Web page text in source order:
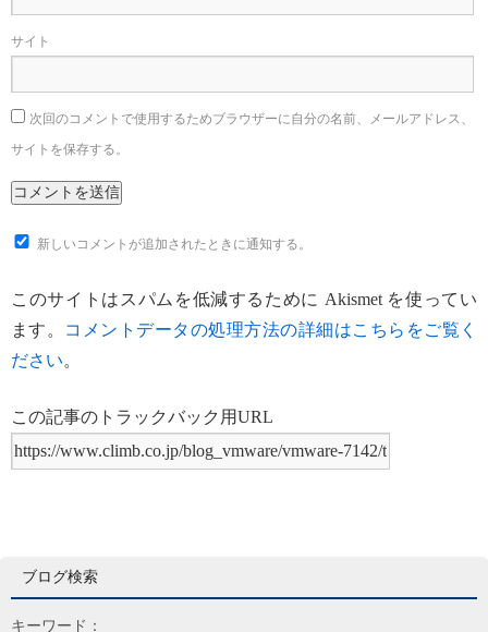
サイト
次回のコメントで使用するためブラウザーに自分の名前、メールアドレス、
サイトを保存する。
新しいコメントが追加されたときに通知する。
このサイトはスパムを低減するために Akismet を使ってい
ます。 コメントデータの処理方法の詳細はこちらをご覧く
ださい。
この記事のトラックバック用URL
ブログ検索
キーワード：